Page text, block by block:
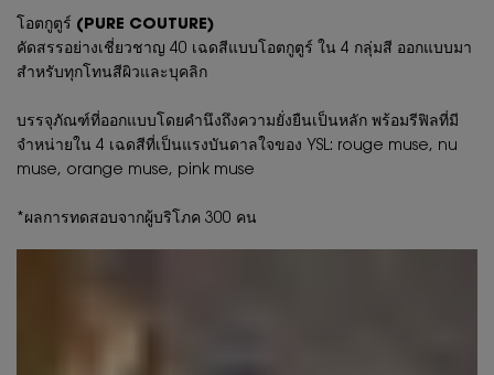
โอตกูตูร์ (PURE COUTURE)
คัดสรรอย่างเชี่ยวชาญ 40 เฉดสีแบบโอตกูตูร์ ใน 4 กลุ่มสี ออกแบบมา
สำหรับทุกโทนสีผิวและบุคลิก
บรรจุภัณฑ์ที่ออกแบบโดยคำนึงถึงความยั่งยืนเป็นหลัก พร้อมรีฟิลที่มี
จำหน่ายใน 4 เฉดสีที่เป็นแรงบันดาลใจของ YSL: rouge muse, nu
muse, orange muse, pink muse
*ผลการทดสอบจากผู้บริโภค 300 คน